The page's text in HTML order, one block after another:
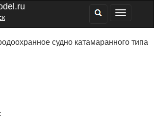
судно катамаранного типа